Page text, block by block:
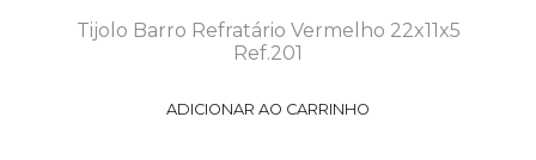
Tijolo Barro Refratário Vermelho 22x11x5
Ref.201
ADICIONAR AO CARRINHO